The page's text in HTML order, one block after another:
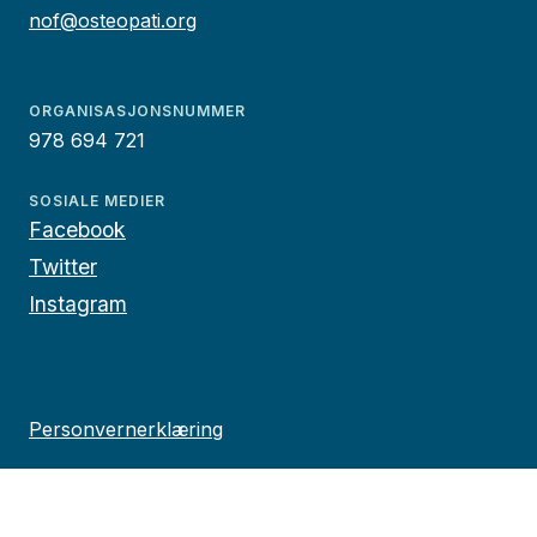
nof@osteopati.org
ORGANISASJONSNUMMER
978 694 721
SOSIALE MEDIER
Facebook
Twitter
Instagram
Personvernerklæring